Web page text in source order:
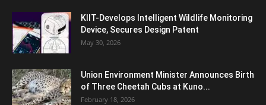
KIIT-Develops Intelligent Wildlife Monitoring
Device, Secures Design Patent
May 30, 2026
Union Environment Minister Announces Birth
of Three Cheetah Cubs at Kuno...
February 18, 2026